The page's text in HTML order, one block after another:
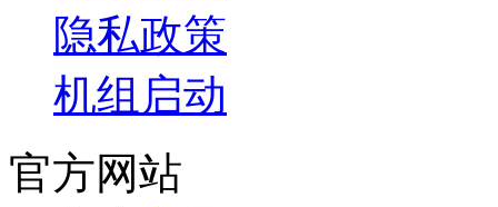
隐私政策
机组启动
官方网站